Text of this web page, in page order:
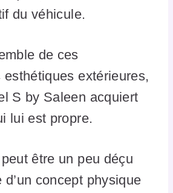
du véhicule.
de ces
esthétiques extérieures,
S by Saleen acquiert
lui est propre.
être un peu déçu
d’un concept physique